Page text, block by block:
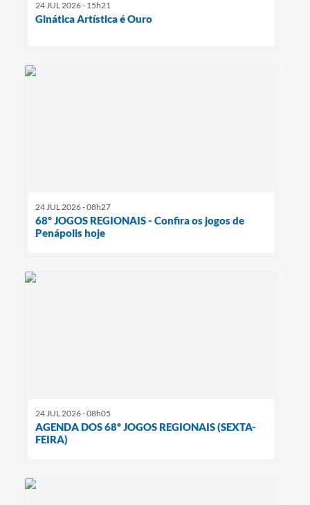
24 JUL 2026 - 15h21
Ginática Artística é Ouro
24 JUL 2026 - 08h27
68º JOGOS REGIONAIS - Confira os jogos de
Penápolis hoje
24 JUL 2026 - 08h05
AGENDA DOS 68º JOGOS REGIONAIS (SEXTA-
FEIRA)